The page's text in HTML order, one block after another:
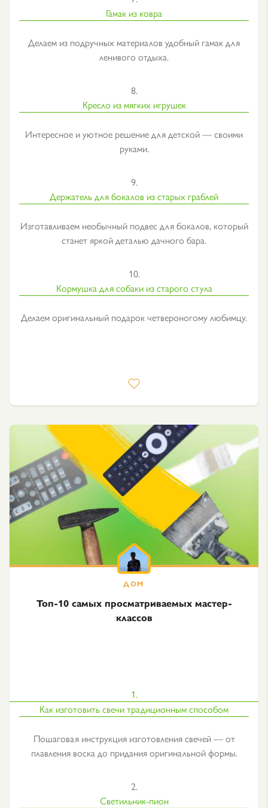
Гамак из ковра
Делаем из подручных материалов удобный гамак для
ленивого отдыха.
8.
Кресло из мягких игрушек
Интересное и уютное решение для детской — своими
руками.
9.
Держатель для бокалов из старых граблей
Изготавливаем необычный подвес для бокалов, который
станет яркой деталью дачного бара.
10.
Кормушка для собаки из старого стула
Делаем оригинальный подарок четвероногому любимцу.
Топ-10 самых просматриваемых мастер-
классов
1.
Как изготовить свечи традиционным способом
Пошаговая инструкция изготовления свечей — от
плавления воска до придания оригинальной формы.
2.
Светильник-пион